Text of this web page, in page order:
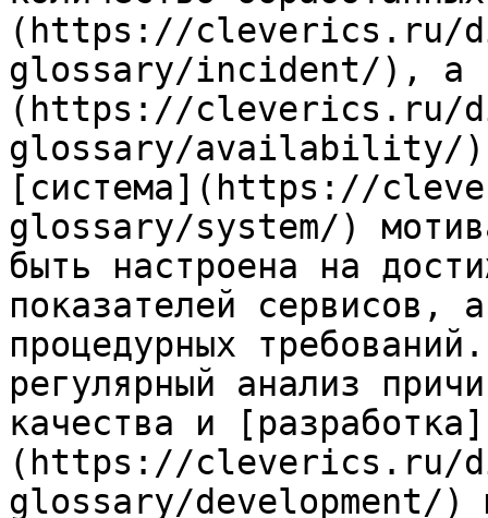
(https://cleverics.ru/
glossary/incident/), а
(https://cleverics.ru/
glossary/availability/)
[система](https://
glossary/system/)
быть настроена на
показателей сервисов,
процедурных
регулярный анализ
качества и [разработка]
(https://cleverics.ru/
glossary/development/)